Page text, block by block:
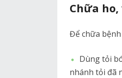
Chữa
Để chữa
Dùng tỏi
nhánh tỏi đã